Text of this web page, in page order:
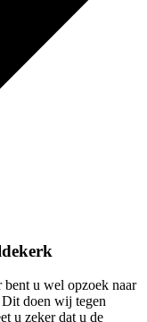
bent u wel opzoek naar
doen wij tegen
u zeker dat u de